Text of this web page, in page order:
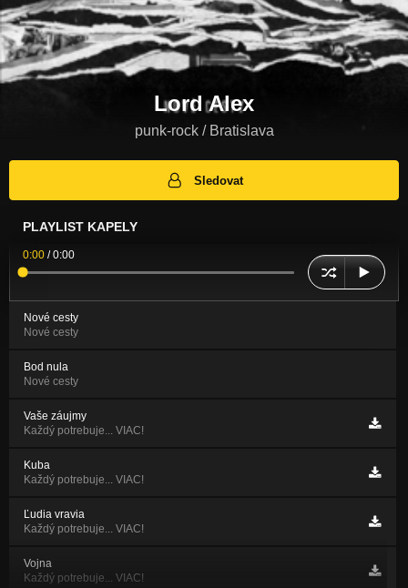
Lord Alex
punk-rock / Bratislava
Sledovat
PLAYLIST KAPELY
0:00 /0:00
Nové cesty
Nové cesty
Bod nula
Nové cesty
Vaše záujmy
Každý potrebuje... VIAC!
Kuba
Každý potrebuje... VIAC!
Ľudia vravia
Každý potrebuje... VIAC!
Vojna
Každý potrebuje... VIAC!